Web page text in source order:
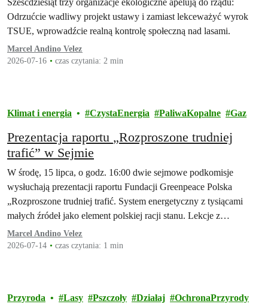
Sześćdziesiąt trzy organizacje ekologiczne apelują do rządu:
Odrzućcie wadliwy projekt ustawy i zamiast lekceważyć wyrok
TSUE, wprowadźcie realną kontrolę społeczną nad lasami.
Marcel Andino Velez
2026-07-16
czas czytania: 2 min
Klimat i energia CzystaEnergia PaliwaKopalne Gaz
Prezentacja raportu „Rozproszone trudniej
trafić” w Sejmie
W środę, 15 lipca, o godz. 16:00 dwie sejmowe podkomisje
wysłuchają prezentacji raportu Fundacji Greenpeace Polska
„Rozproszone trudniej trafić. System energetyczny z tysiącami
małych źródeł jako element polskiej racji stanu. Lekcje z
doświadczeń Ukrainy".
Marcel Andino Velez
2026-07-14
czas czytania: 1 min
Przyroda Lasy Pszczoły Działaj OchronaPrzyrody